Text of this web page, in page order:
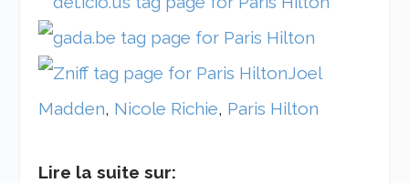
Joel
Madden, Nicole Richie, Paris Hilton
Lire la suite sur: